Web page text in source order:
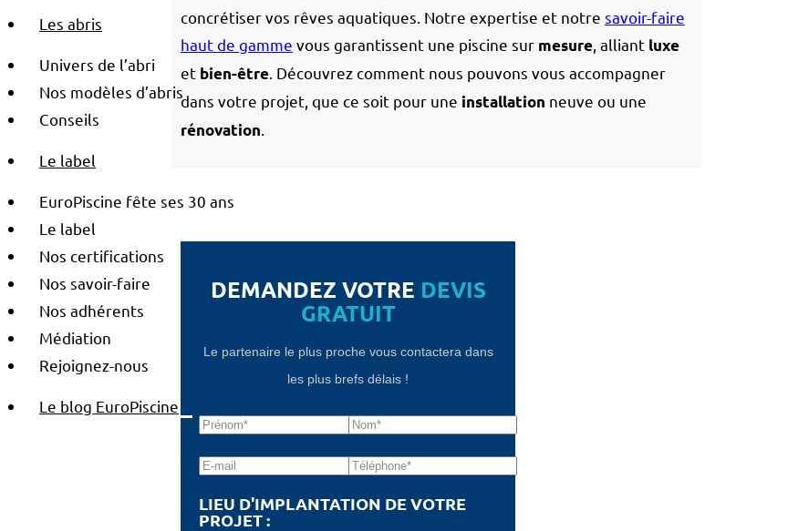
Les abris
Univers de l’abri
Nos modèles d’abris
Conseils
Le label
EuroPiscine fête ses 30 ans
Le label
Nos certifications
Nos savoir-faire
Nos adhérents
Médiation
Rejoignez-nous
Le blog EuroPiscine
concrétiser vos rêves aquatiques. Notre expertise et notre savoir-faire
haut de gamme vous garantissent une piscine sur mesure , alliant luxe
et bien-être . Découvrez comment nous pouvons vous accompagner
dans votre projet, que ce soit pour une installation neuve ou une
rénovation
DEMANDEZ VOTRE DEVIS
GRATUIT
Le partenaire le plus proche vous contactera dans
les plus brefs délais !
LIEU D'IMPLANTATION DE VOTRE
PROJET :